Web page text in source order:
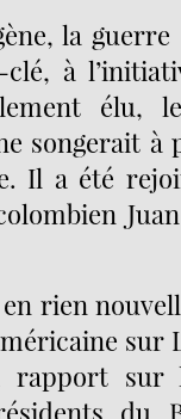
la
à
élu,
songerait
Il a été
rien
sur
rapport
du